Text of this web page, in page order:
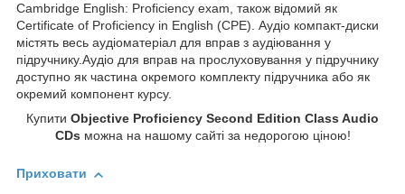
Cambridge English: Proficiency exam, також відомий як
Certificate of Proficiency in English (CPE). Аудіо компакт-диски
містять весь аудіоматеріал для вправ з аудіювання у
підручнику.Аудіо для вправ на прослуховування у підручнику
доступно як частина окремого комплекту підручника або як
окремий компонент курсу.
Купити Objective Proficiency Second Edition Class Audio
CDs можна на нашому сайті за недорогою ціною!
Приховати